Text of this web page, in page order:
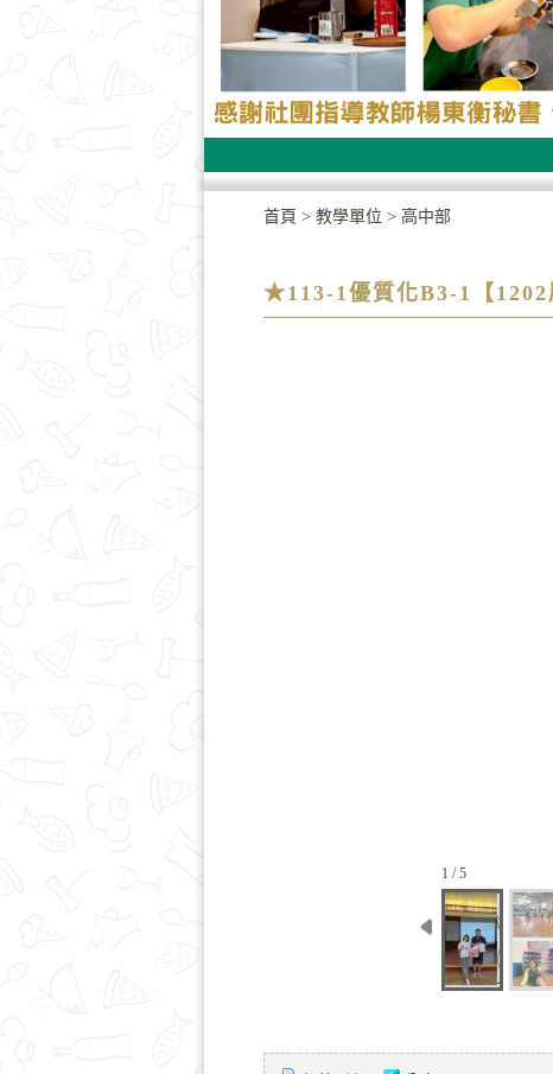
首頁 > 教學單位 > 高中部
★113-1優質化B3-1【1202
1 / 5